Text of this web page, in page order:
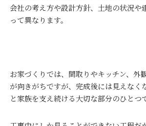
会社の考え方や設計方針、土地の状況や
って異なります。
お家づくりでは、間取りやキッチン、外
が向きがちですが、完成後には見えなく
と家族を支え続ける大切な部分のひとつ